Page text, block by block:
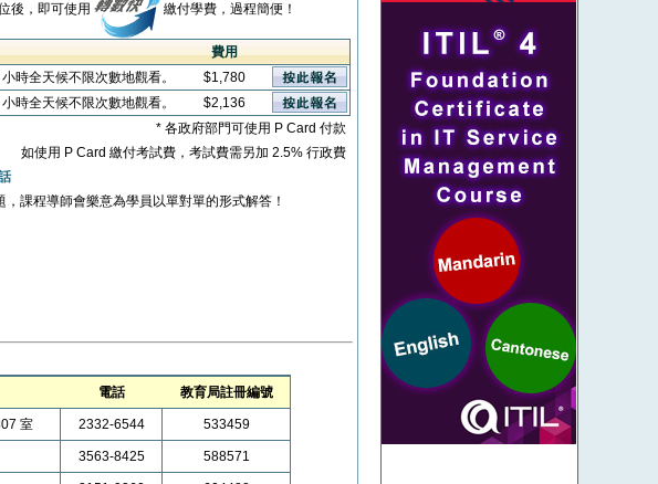
後，即可使用 繳付學費，過程簡便！
費用
時全天候不限次數地觀看。
$1,780
時全天候不限次數地觀看。
$2,136
* 各政府部門可使用 P Card 付款
如使用 P Card 繳付考試費，考試費需另加 2.5% 行政費
課程導師會樂意為學員以單對單的形式解答！
電話 教育局註冊編號
室 2332-6544 533459
3563-8425 588571